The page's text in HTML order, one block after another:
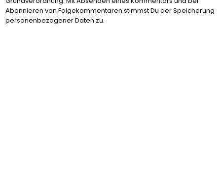
Abonnieren von Folgekommentaren stimmst Du der Speicherung
personenbezogener Daten zu.